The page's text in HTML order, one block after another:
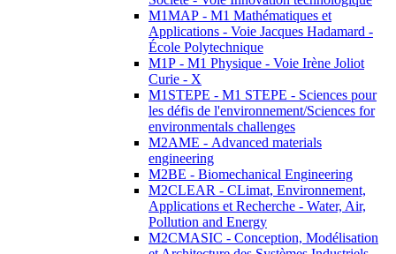
M1MAP - M1 Mathématiques et
Applications - Voie Jacques Hadamard -
École Polytechnique
M1P - M1 Physique - Voie Irène Joliot
Curie - X
M1STEPE - M1 STEPE - Sciences pour
les défis de l'environnement/Sciences for
environmentals challenges
M2AME - Advanced materials
engineering
M2BE - Biomechanical Engineering
M2CLEAR - CLimat, Environnement,
Applications et Recherche - Water, Air,
Pollution and Energy
M2CMASIC - Conception, Modélisation